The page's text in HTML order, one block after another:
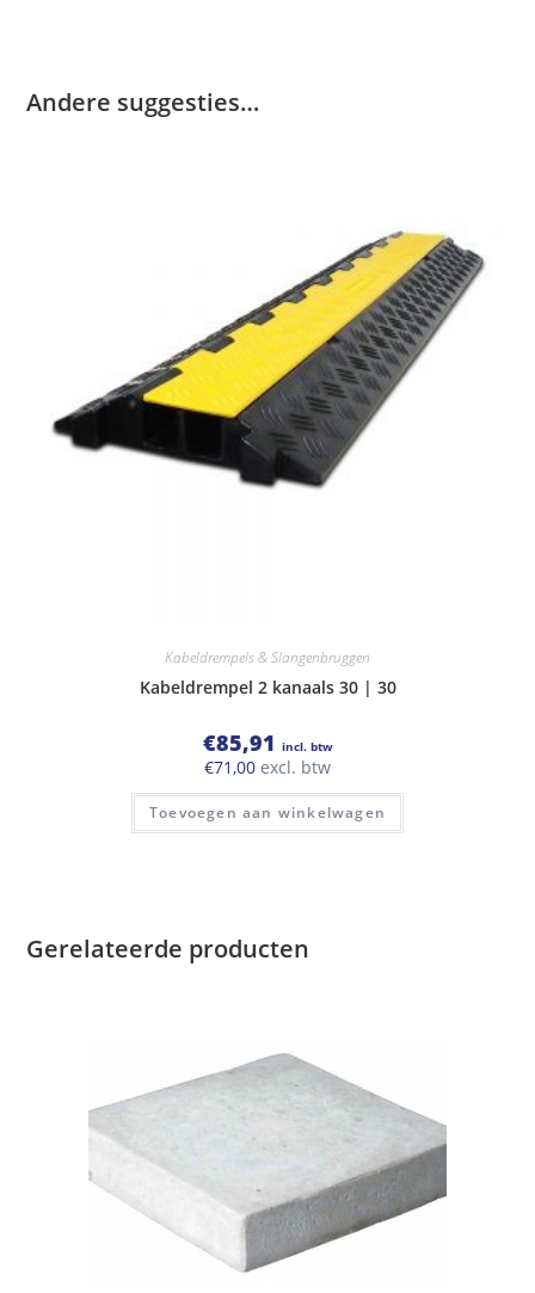
Andere suggesties…
Kabeldrempels & Slangenbruggen
Kabeldrempel 2 kanaals 30 | 30
€85,91 incl. btw
€71,00 excl. btw
Toevoegen aan winkelwagen
Gerelateerde producten